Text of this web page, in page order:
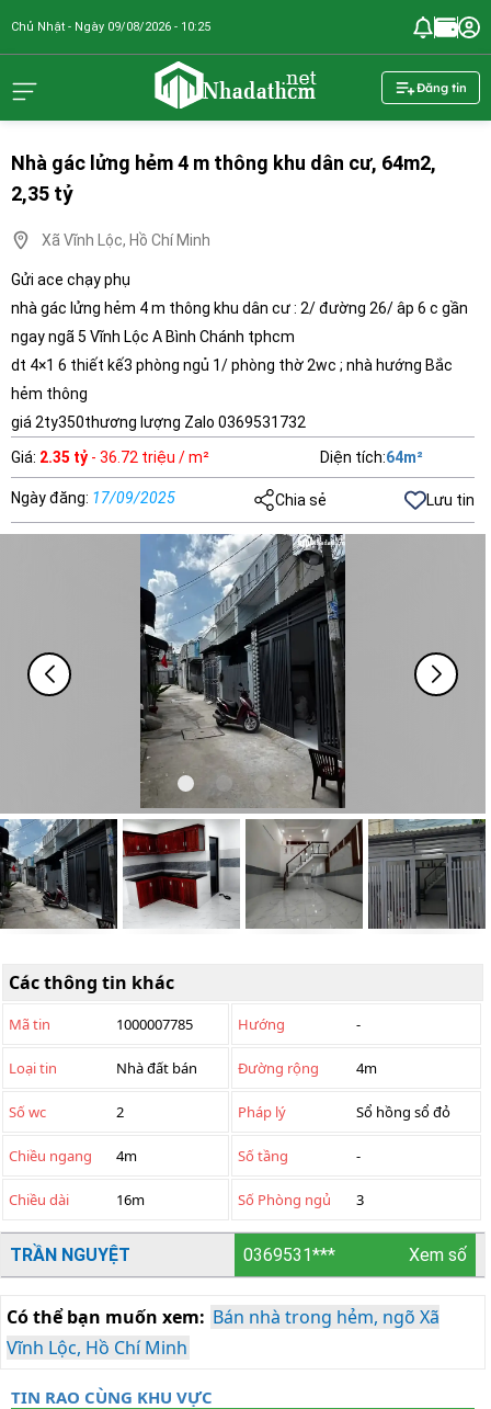
Chủ Nhật - Ngày 09/08/2026 - 10:25
Đăng tin
Nhà gác lửng hẻm 4 m thông khu dân cư, 64m2,
2,35 tỷ
Xã Vĩnh Lộc, Hồ Chí Minh
Gửi ace chạy phụ
nhà gác lửng hẻm 4 m thông khu dân cư : 2/ đường 26/ âp 6 c gần
ngay ngã 5 Vĩnh Lộc A Bình Chánh tphcm
dt 4×1 6 thiết kế3 phòng ngủ 1/ phòng thờ 2wc ; nhà hướng Bắc
hẻm thông
giá 2ty350thương lượng Zalo 0369531732
Giá: 2.35 tỷ - 36.72 triệu / m² Diện tích:64m²
Ngày đăng: 17/09/2025 Chia sẻ Lưu tin
Các thông tin khác
Mã tin 1000007785 Hướng -
Loại tin Nhà đất bán Đường rộng 4m
Số wc 2 Pháp lý Sổ hồng sổ đỏ
Chiều ngang 4m Số tầng -
Chiều dài 16m Số Phòng ngủ 3
TRẦN NGUYỆT 0369531*** Xem số
Có thể bạn muốn xem: Bán nhà trong hẻm, ngõ Xã
Vĩnh Lộc, Hồ Chí Minh
TIN RAO CÙNG KHU VỰC